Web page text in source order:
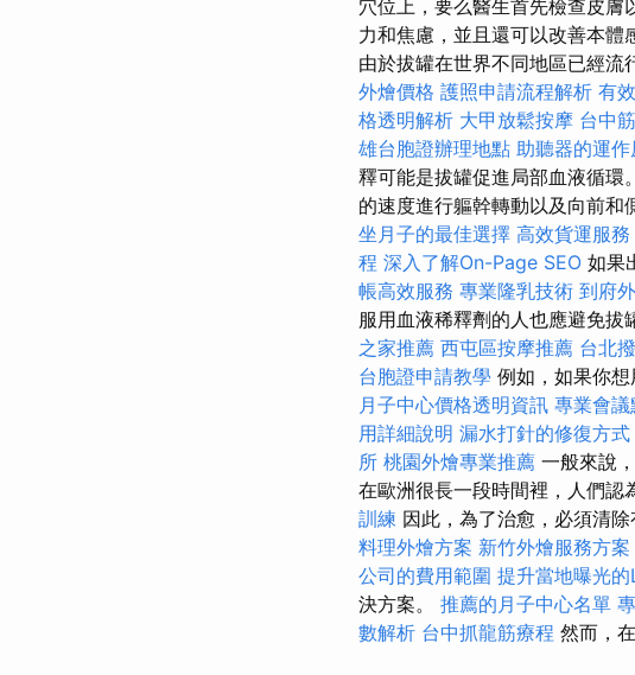
穴位上，要么醫生首先檢查皮
力和焦慮，並且還可以改善本
由於拔罐在世界不同地區已經流
外燴價格 護照申請流程解析 有
格透明解析 大甲放鬆按摩 台中
雄台胞證辦理地點 助聽器的運作
釋可能是拔罐促進局部血液循環
的速度進行軀幹轉動以及向前和
坐月子的最佳選擇 高效貨運服務
程 深入了解On-Page SEO 如果
帳高效服務 專業隆乳技術 到府
服用血液稀釋劑的人也應避免拔
之家推薦 西屯區按摩推薦 台北
台胞證申請教學 例如，如果你
月子中心價格透明資訊 專業會
用詳細說明 漏水打針的修復方式
所 桃園外燴專業推薦 一般來說
在歐洲很長一段時間裡，人們認
訓練 因此，為了治愈，必須清
料理外燴方案 新竹外燴服務方案
公司的費用範圍 提升當地曝光
決方案。 推薦的月子中心名單
數解析 台中抓龍筋療程 然而，